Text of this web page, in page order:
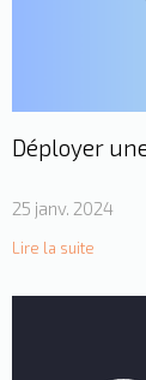
Déployer
25 janv. 2024
Lire la suite